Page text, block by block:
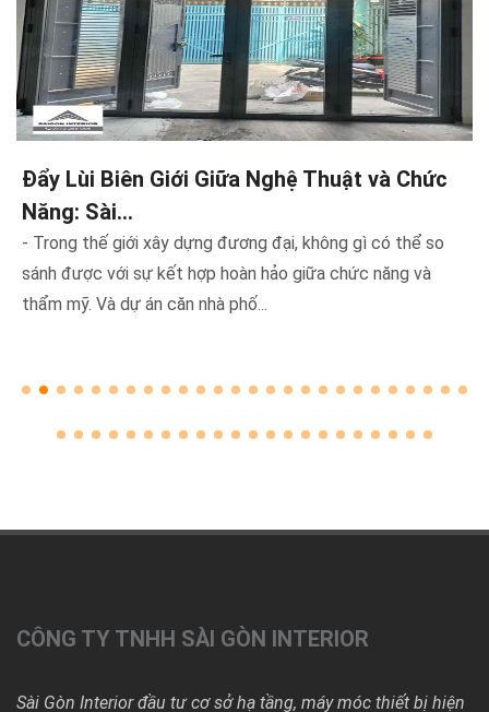
Khám Phá Nét Đẹp Hiện Đại - Công Trình
Nhà Phố Anh...
Nằm trong khu dân cư sầm uất của Hóc Môn, công trình
nhà phố của anh Trung không chỉ là một ngôi nhà, mà còn
là biểu tượng của sự hiện...
CÔNG TY TNHH SÀI GÒN INTERIOR
Sài Gòn Interior đầu tư cơ sở hạ tầng, máy móc thiết bị hiện